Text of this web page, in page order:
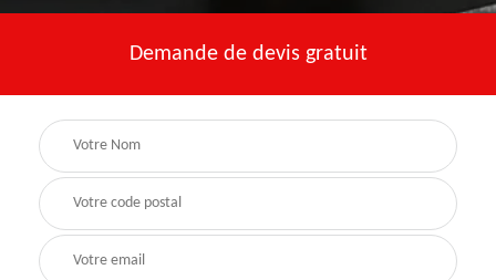
Demande de devis gratuit